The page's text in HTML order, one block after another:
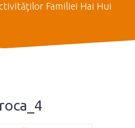
Familiei Hai Hui